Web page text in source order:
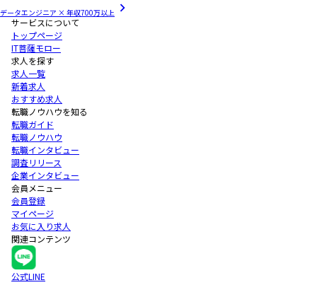
データエンジニア × 年収700万以上
サービスについて
トップページ
IT菩薩モロー
求人を探す
求人一覧
新着求人
おすすめ求人
転職ノウハウを知る
転職ガイド
転職ノウハウ
転職インタビュー
調査リリース
企業インタビュー
会員メニュー
会員登録
マイページ
お気に入り求人
関連コンテンツ
公式LINE